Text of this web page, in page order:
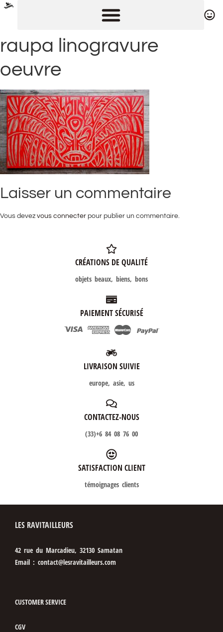
raupa linogravure
oeuvre
Laisser un commentaire
Vous devez vous connecter pour publier un commentaire.
CRÉATIONS DE QUALITÉ
objets beaux, biens, bons
PAIEMENT SÉCURISÉ
LIVRAISON SUIVIE
europe, asie, us
CONTACTEZ-NOUS
(33)+6 84 08 76 00
SATISFACTION CLIENT
témoignages clients
LES RAVITAILLEURS
42 rue du Marcadieu, 32130 Samatan
Email : contact@lesravitailleurs.com
CUSTOMER SERVICE
CGV